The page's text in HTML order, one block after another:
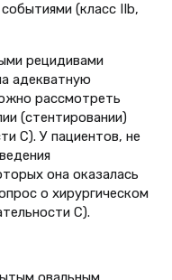
(класс IIb,
рецидивами
адекватную
рассмотреть
(стентировании)
C). У пациентов, не
она оказалась
о хирургическом
C).